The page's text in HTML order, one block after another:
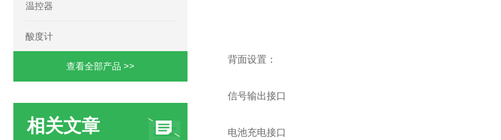
温控器
酸度计
查看全部产品 >>
相关文章
背面设置：
信号输出接口
电池充电接口